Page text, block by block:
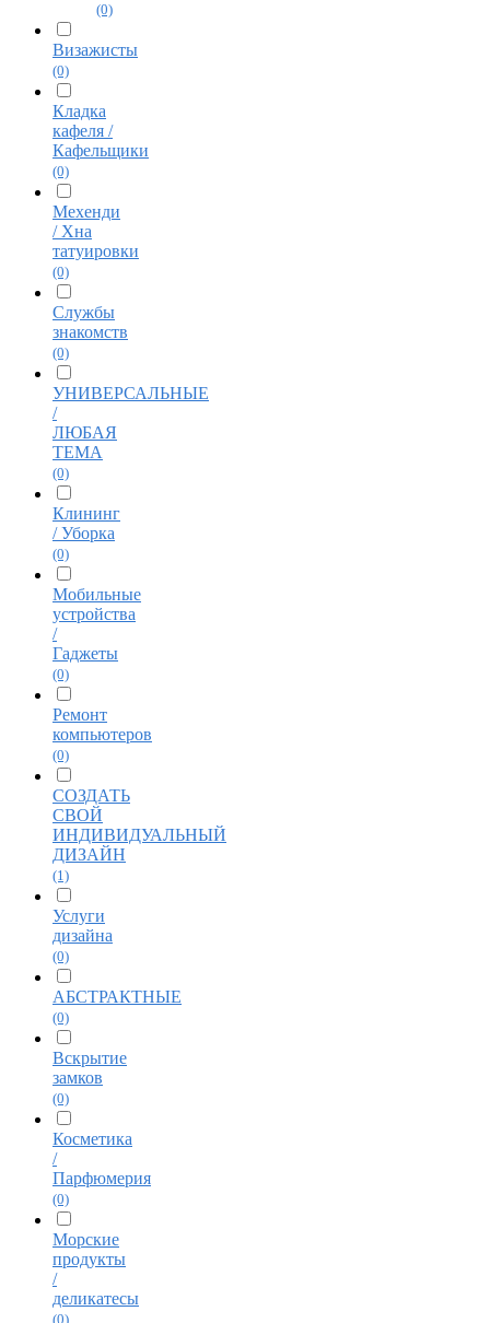
(0)
Визажисты
(0)
Кладка
кафеля /
Кафельщики
(0)
Мехенди
/ Хна
татуировки
(0)
Службы
знакомств
(0)
УНИВЕРСАЛЬНЫЕ
/
ЛЮБАЯ
ТЕМА
(0)
Клининг
/ Уборка
(0)
Мобильные
устройства
/
Гаджеты
(0)
Ремонт
компьютеров
(0)
СОЗДАТЬ
СВОЙ
ИНДИВИДУАЛЬНЫЙ
ДИЗАЙН
(1)
Услуги
дизайна
(0)
АБСТРАКТНЫЕ
(0)
Вскрытие
замков
(0)
Косметика
/
Парфюмерия
(0)
Морские
продукты
/
деликатесы
(0)